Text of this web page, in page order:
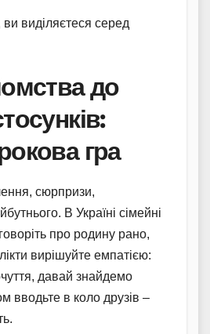
виділяєтеся серед
до
гра
сюрпризи,
В Україні сімейні
про родину рано,
вирішуйте емпатією:
давай знайдемо
вводьте в коло друзів –